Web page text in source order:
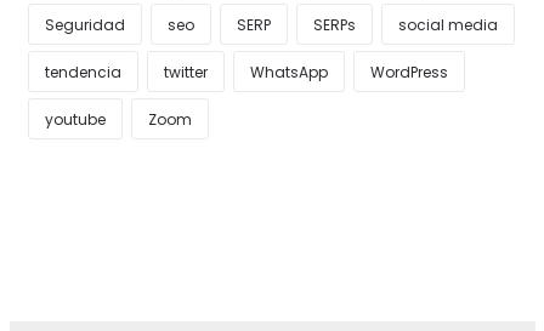
Seguridad seo SERP SERPs social media
tendencia twitter WhatsApp WordPress
youtube Zoom